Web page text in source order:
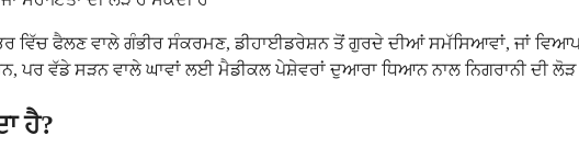
ਵਿੱਚ ਫੈਲਣ ਵਾਲੇ ਗੰਭੀਰ ਸੰਕਰਮਣ, ਡੀਹਾਈਡਰੇਸ਼ਨ ਤੋਂ ਗੁਰਦੇ ਦੀਆਂ ਸਮੱਸਿਆਵਾਂ, ਜਾਂ
ਪਰ ਵੱਡੇ ਸੜਨ ਵਾਲੇ ਘਾਵਾਂ ਲਈ ਮੈਡੀਕਲ ਪੇਸ਼ੇਵਰਾਂ ਦੁਆਰਾ ਧਿਆਨ ਨਾਲ ਨਿਗਰਾਨੀ ਦੀ ਲੋੜ
ਹੈ?